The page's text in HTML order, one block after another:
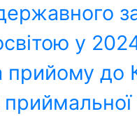
у
прийому